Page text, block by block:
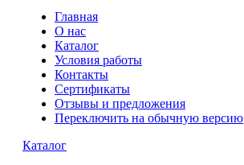
Главная
О нас
Каталог
Условия работы
Контакты
Сертификаты
Отзывы и предложения
Переключить на обычную версию
Каталог